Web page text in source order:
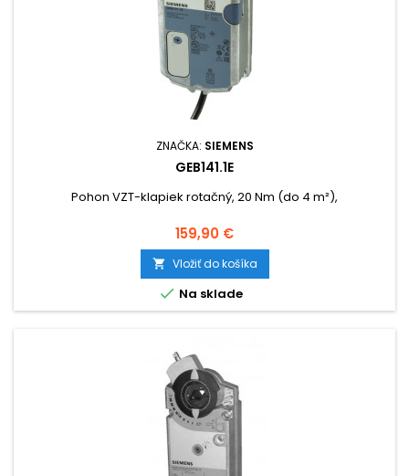
ZNAČKA: SIEMENS
GEB141.1E
Pohon VZT-klapiek rotačný, 20 Nm (do 4 m²),
Cena
159,90 €
 Vložiť do košíka
 Na sklade